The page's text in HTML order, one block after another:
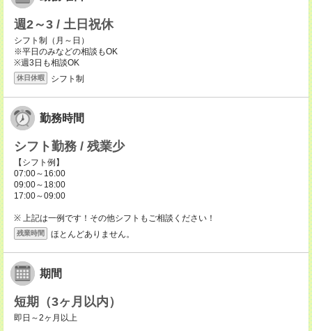
週2～3 / 土日祝休
シフト制（月～日）
※平日のみなどの相談もOK
※週3日も相談OK
休日休暇 シフト制
勤務時間
シフト勤務 / 残業少
【シフト例】
07:00～16:00
09:00～18:00
17:00～09:00
※ 上記は一例です！その他シフトもご相談ください！
残業時間 ほとんどありません。
期間
短期（3ヶ月以内）
即日～2ヶ月以上